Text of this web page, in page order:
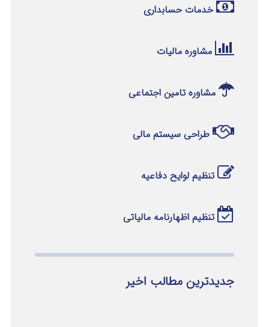
خدمات حسابداری
مشاوره مالیات
مشاوره تامین اجتماعی
طراحی سیستم مالی
تنظیم لوایح دفاعیه
تنظیم اظهارنامه مالیاتی
جدیدترین مطالب اخیر